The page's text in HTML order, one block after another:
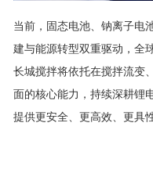
当前，固态电池、钠离子电
建与能源转型双重驱动，全
长城搅拌将依托在搅拌流变
面的核心能力，持续深耕锂
提供更安全、更高效、更具